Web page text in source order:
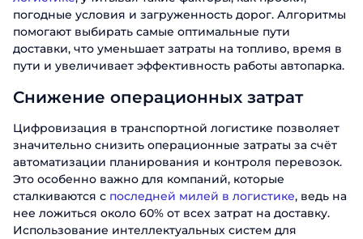
погодные условия и загруженность дорог. Алгоритмы
помогают выбирать самые оптимальные пути
доставки, что уменьшает затраты на топливо, время в
пути и увеличивает эффективность работы автопарка.
Снижение операционных затрат
Цифровизация в транспортной логистике позволяет
значительно снизить операционные затраты за счёт
автоматизации планирования и контроля перевозок.
Это особенно важно для компаний, которые
сталкиваются с последней милей в логистике, ведь на
нее ложиться около 60% от всех затрат на доставку.
Использование интеллектуальных систем для